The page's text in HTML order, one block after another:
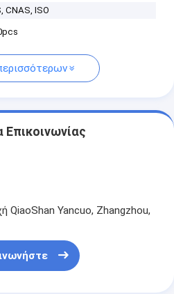
CNAS, ISO
Επικοινωνίας
QiaoShan Yancuo, Zhangzhou,